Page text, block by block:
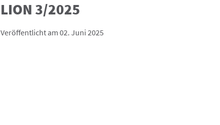
LION 3/2025
Veröffentlicht am 02. Juni 2025